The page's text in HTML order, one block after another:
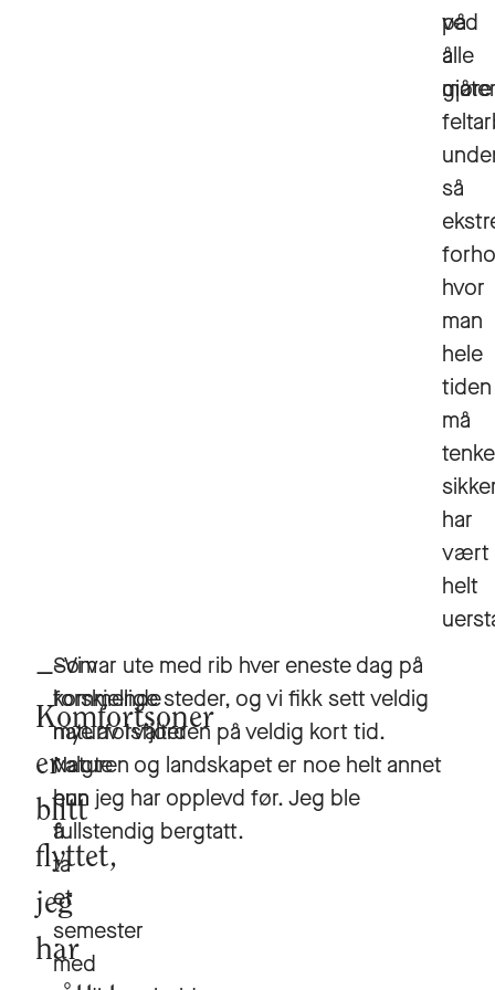
på
alle
ved
å
gjøre
så
hvor
man
hele
tiden
må
tenke
har
vært
helt
Komfortsoner
er
blitt
flyttet,
jeg
har
Som
kommende
naturforvalter
valgte
hun
å
ta
et
semester
med
–Vi var ute med rib hver eneste dag på
forskjellige steder, og vi fikk sett veldig
mye av Isfjorden på veldig kort tid.
Naturen og landskapet er noe helt annet
enn jeg har opplevd før. Jeg ble
fullstendig bergtatt.